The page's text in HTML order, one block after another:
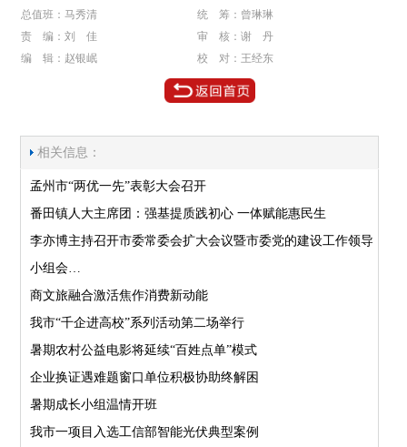
总值班：马秀清
统 筹：曾琳琳
责 编：刘 佳
审 核：谢 丹
编 辑：赵银岷
校 对：王经东
相关信息：
孟州市“两优一先”表彰大会召开
番田镇人大主席团：强基提质践初心 一体赋能惠民生
李亦博主持召开市委常委会扩大会议暨市委党的建设工作领导
小组会…
商文旅融合激活焦作消费新动能
我市“千企进高校”系列活动第二场举行
暑期农村公益电影将延续“百姓点单”模式
企业换证遇难题窗口单位积极协助终解困
暑期成长小组温情开班
我市一项目入选工信部智能光伏典型案例